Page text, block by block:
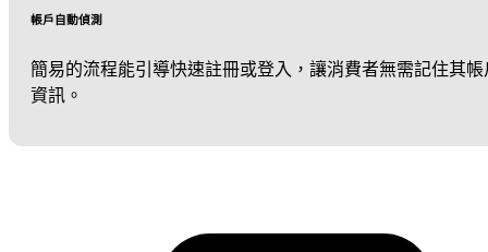
帳戶自動偵測
簡易的流程能引導快速註冊或登入，讓消費者無需記住其帳
資訊。